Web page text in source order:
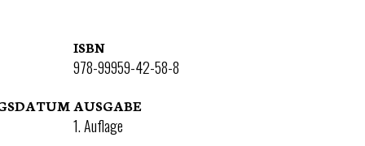
ISBN
978-99959-42-58-8
AUSGABE
1. Auflage